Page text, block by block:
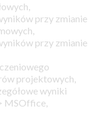
przy zmianie
przy zmianie
projektowych,
wyniki
MSOffice,